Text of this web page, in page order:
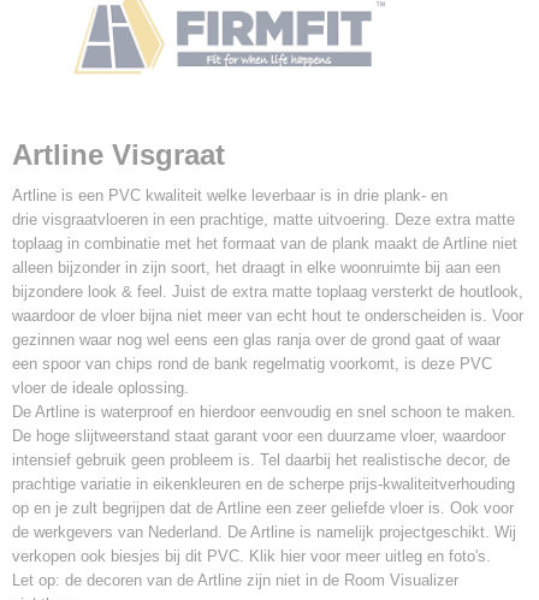
Artline Visgraat
Artline is een PVC kwaliteit welke leverbaar is in drie plank- en
drie visgraatvloeren in een prachtige, matte uitvoering. Deze extra matte
toplaag in combinatie met het formaat van de plank maakt de Artline niet
alleen bijzonder in zijn soort, het draagt in elke woonruimte bij aan een
bijzondere look & feel. Juist de extra matte toplaag versterkt de houtlook,
waardoor de vloer bijna niet meer van echt hout te onderscheiden is. Voor
gezinnen waar nog wel eens een glas ranja over de grond gaat of waar
een spoor van chips rond de bank regelmatig voorkomt, is deze PVC
vloer de ideale oplossing.
De Artline is waterproof en hierdoor eenvoudig en snel schoon te maken.
De hoge slijtweerstand staat garant voor een duurzame vloer, waardoor
intensief gebruik geen probleem is. Tel daarbij het realistische decor, de
prachtige variatie in eikenkleuren en de scherpe prijs-kwaliteitverhouding
op en je zult begrijpen dat de Artline een zeer geliefde vloer is. Ook voor
de werkgevers van Nederland. De Artline is namelijk projectgeschikt. Wij
verkopen ook biesjes bij dit PVC. Klik hier voor meer uitleg en foto's.
Let op: de decoren van de Artline zijn niet in de Room Visualizer